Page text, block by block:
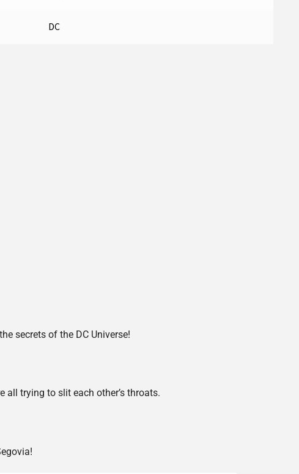
DC
secrets of the DC Universe!
all trying to slit each other’s throats.